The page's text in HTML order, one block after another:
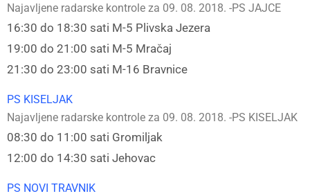
Najavljene radarske kontrole za 09. 08. 2018. -PS JAJCE
16:30 do 18:30 sati M-5 Plivska Jezera
19:00 do 21:00 sati M-5 Mračaj
21:30 do 23:00 sati M-16 Bravnice
PS KISELJAK
Najavljene radarske kontrole za 09. 08. 2018. -PS KISELJAK
08:30 do 11:00 sati Gromiljak
12:00 do 14:30 sati Jehovac
PS NOVI TRAVNIK